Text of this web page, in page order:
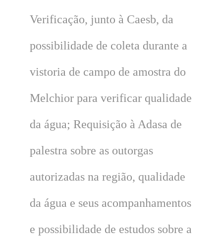
Verificação, junto à Caesb, da
possibilidade de coleta durante a
vistoria de campo de amostra do
Melchior para verificar qualidade
da água; Requisição à Adasa de
palestra sobre as outorgas
autorizadas na região, qualidade
da água e seus acompanhamentos
e possibilidade de estudos sobre a